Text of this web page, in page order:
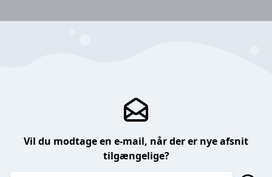
Vil du modtage en e-mail, når der er nye afsnit
tilgængelige?